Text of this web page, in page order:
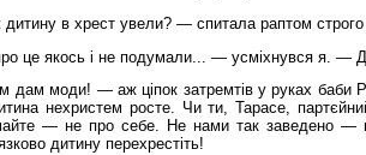
в хрест увели? — спитала раптом строго
це якось і не подумали... — усміхнувся я. —
дам моди! — аж ціпок затремтів у руках баби
нехристем росте. Чи ти, Тарасе,
— не про себе. Не нами так заведено —
дитину перехрестіть!